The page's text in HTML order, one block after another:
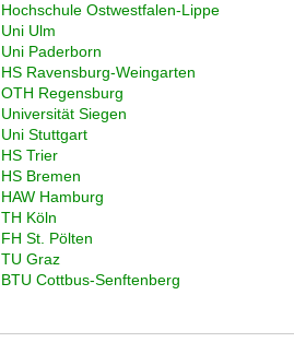
Hochschule Ostwestfalen-Lippe
Uni Ulm
Uni Paderborn
HS Ravensburg-Weingarten
OTH Regensburg
Universität Siegen
Uni Stuttgart
HS Trier
HS Bremen
HAW Hamburg
TH Köln
FH St. Pölten
TU Graz
BTU Cottbus-Senftenberg